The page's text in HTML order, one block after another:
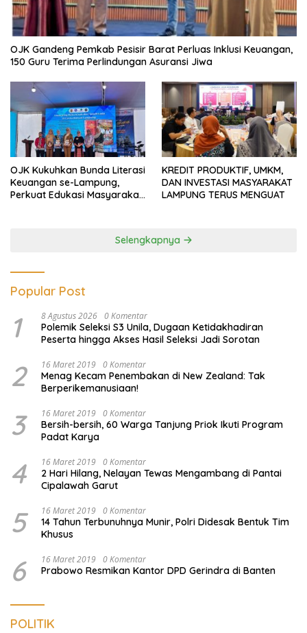
OJK Gandeng Pemkab Pesisir Barat Perluas Inklusi Keuangan,
150 Guru Terima Perlindungan Asuransi Jiwa
OJK Kukuhkan Bunda Literasi
Keuangan se-Lampung,
Perkuat Edukasi Masyarakat
KREDIT PRODUKTIF, UMKM,
DAN INVESTASI MASYARAKAT
LAMPUNG TERUS MENGUAT
Selengkapnya
Popular Post
1 8 Agustus 2026 0 Komentar
Polemik Seleksi S3 Unila, Dugaan Ketidakhadiran
Peserta hingga Akses Hasil Seleksi Jadi Sorotan
2 16 Maret 2019 0 Komentar
Menag Kecam Penembakan di New Zealand: Tak
Berperikemanusiaan!
3 16 Maret 2019 0 Komentar
Bersih-bersih, 60 Warga Tanjung Priok Ikuti Program
Padat Karya
4 16 Maret 2019 0 Komentar
2 Hari Hilang, Nelayan Tewas Mengambang di Pantai
Cipalawah Garut
5 16 Maret 2019 0 Komentar
14 Tahun Terbunuhnya Munir, Polri Didesak Bentuk Tim
Khusus
6 16 Maret 2019 0 Komentar
Prabowo Resmikan Kantor DPD Gerindra di Banten
POLITIK